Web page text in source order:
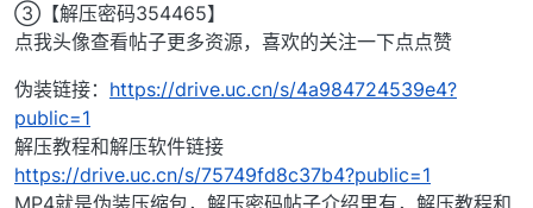
③【解压密码354465】
点我头像查看帖子更多资源，喜欢的关注一下点点赞
伪装链接： https://drive.uc.cn/s/4a984724539e4?
public=1
解压教程和解压软件链接
https://drive.uc.cn/s/75749fd8c37b4?public=1